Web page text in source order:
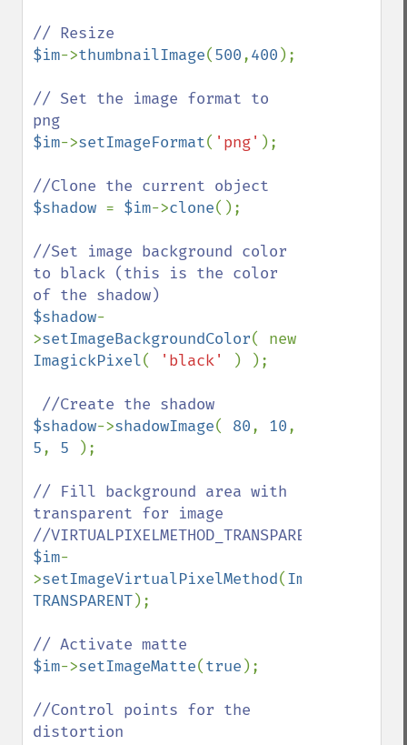
$im->thumbnailImage(500,400 );
// Set the image format to
$im->setImageFormat( 'png' );
$shadow = $im->clone();
//Set image background color
to black (this is the color
$shadow-
>setImageBackgroundColor
ImagickPixel( 'black' ) );
$shadow->shadowImage( 80, 10
5, 5 );
// Fill background area with
transparent for image
$im-
>setImageVirtualPixelMethod(Imagick
TRANSPARENT);
$im->setImageMatte(true );
//Control points for the